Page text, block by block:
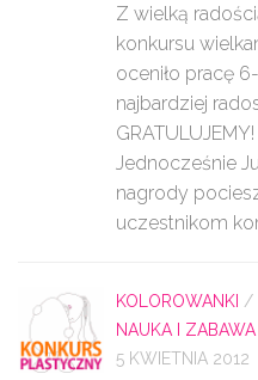
Z wielką
konkursu
oceniło pracę
najbardziej
Jednocześnie
nagrody
uczestnikom
KOLOROWANKI /
NAUKA I ZABAWA
5 KWIETNIA 2012